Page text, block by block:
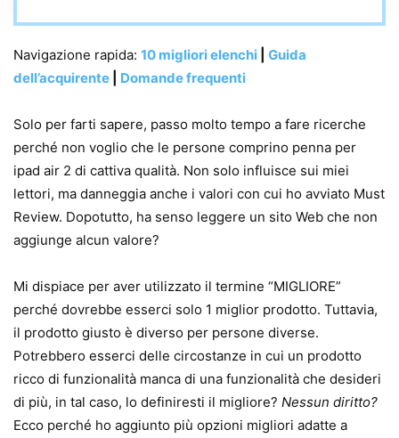
Navigazione rapida: 10 migliori elenchi
Guida
dell’acquirente
Domande frequenti
Solo per farti sapere, passo molto tempo a fare ricerche
perché non voglio che le persone comprino penna per
ipad air 2 di cattiva qualità. Non solo influisce sui miei
lettori, ma danneggia anche i valori con cui ho avviato Must
Review. Dopotutto, ha senso leggere un sito Web che non
aggiunge alcun valore?
Mi dispiace per aver utilizzato il termine “MIGLIORE”
perché dovrebbe esserci solo 1 miglior prodotto. Tuttavia,
il prodotto giusto è diverso per persone diverse.
Potrebbero esserci delle circostanze in cui un prodotto
ricco di funzionalità manca di una funzionalità che desideri
di più, in tal caso, lo definiresti il ​​migliore? Nessun diritto?
Ecco perché ho aggiunto più opzioni migliori adatte a